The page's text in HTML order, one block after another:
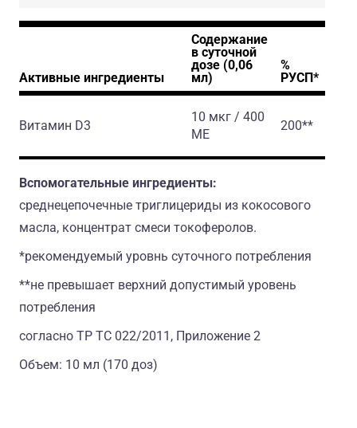
Активные ингредиенты
Содержание
в суточной
дозе (0,06
мл)
%
РУСП*
Витамин D3
10 мкг / 400
МЕ
200**
Вспомогательные ингредиенты:
среднецепочечные триглицериды из кокосового
масла, концентрат смеси токоферолов.
*рекомендуемый уровнь суточного потребления
**не превышает верхний допустимый уровень
потребления
согласно ТР ТС 022/2011, Приложение 2
Объем: 10 мл (170 доз)